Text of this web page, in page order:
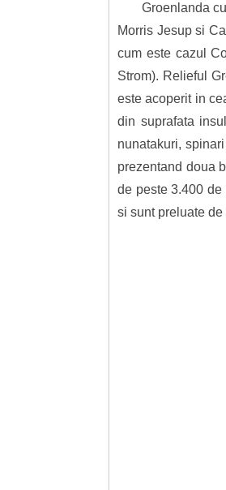
Groenlanda
Morris Jesup si
cum este cazul
Strom). Relieful
este acoperit in
din suprafata
nunatakuri,
prezentand doua
de peste 3.400
si sunt preluate